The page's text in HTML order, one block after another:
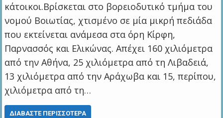
κάτοικοι.Βρίσκεται στο βορειοδυτικό τμήμα του
νομού Βοιωτίας, χτισμένο σε μία μικρή πεδιάδα
που εκτείνεται ανάμεσα στα όρη Κίρφη,
Παρνασσός και Ελικώνας. Απέχει 160 χιλιόμετρα
από την Αθήνα, 25 χιλιόμετρα από τη Λιβαδειά,
13 χιλιόμετρα από την Αράχωβα και 15, περίπου,
χιλιόμετρα από τη…
ΔΙΑΒΆΣΤΕ ΠΕΡΙΣΣΌΤΕΡΑ